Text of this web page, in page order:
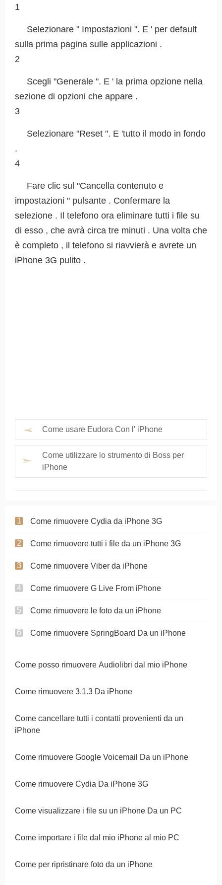
1
Selezionare " Impostazioni ". E ' per default
sulla prima pagina sulle applicazioni .
2
Scegli "Generale ". E ' la prima opzione nella
sezione di opzioni che appare .
3
Selezionare "Reset ". E 'tutto il modo in fondo
.
4
Fare clic sul "Cancella contenuto e
impostazioni " pulsante . Confermare la
selezione . Il telefono ora eliminare tutti i file su
di esso , che avrà circa tre minuti . Una volta che
è completo , il telefono si riavvierà e avrete un
iPhone 3G pulito .
Come usare Eudora Con l' iPhone
Come utilizzare lo strumento di Boss per
iPhone
Come rimuovere Cydia da iPhone 3G
Come rimuovere tutti i file da un iPhone 3G
Come rimuovere Viber da iPhone
Come rimuovere G Live From iPhone
Come rimuovere le foto da un iPhone
Come rimuovere SpringBoard Da un iPhone
Come posso rimuovere Audiolibri dal mio iPhone
Come rimuovere 3.1.3 Da iPhone
Come cancellare tutti i contatti provenienti da un
iPhone
Come rimuovere Google Voicemail Da un iPhone
Come rimuovere Cydia Da iPhone 3G
Come visualizzare i file su un iPhone Da un PC
Come importare i file dal mio iPhone al mio PC
Come per ripristinare foto da un iPhone